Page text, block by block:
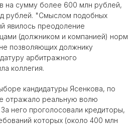
на сумму более 600 млн рублей,
рублей. "Смыслом подобных
явилось преодоление
(должником и компанией) норм
позволяющих должнику
арбитражного
коллегия.
кандидатуры Ясенкова, по
отражало реальную волю
него проголосовали кредиторы,
которых (около 400 млн